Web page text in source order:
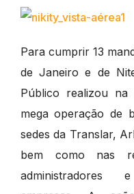
Para cumprir 13
de Janeiro e de
Público realizou na
mega operação de
sedes da Translar,
bem como nas
administradores